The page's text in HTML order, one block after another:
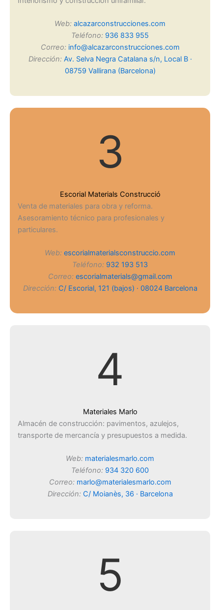
Web: alcazarconstrucciones.com
Teléfono: 936 833 955
Correo: info@alcazarconstrucciones.com
Dirección: Av. Selva Negra Catalana s/n, Local B ·
08759 Vallirana (Barcelona)
3
Escorial Materials Construcció
Venta de materiales para obra y reforma.
Asesoramiento técnico para profesionales y
particulares.
Web: escorialmaterialsconstruccio.com
Teléfono: 932 193 513
Correo: escorialmaterials@gmail.com
Dirección: C/ Escorial, 121 (bajos) · 08024 Barcelona
4
Materiales Marlo
Almacén de construcción: pavimentos, azulejos,
transporte de mercancía y presupuestos a medida.
Web: materialesmarlo.com
Teléfono: 934 320 600
Correo: marlo@materialesmarlo.com
Dirección: C/ Moianès, 36 · Barcelona
5